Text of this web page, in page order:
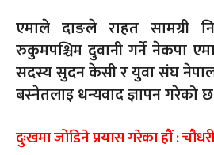
एमाले दाङले राहत सामग्री
रुकुमपश्चिम दुवानी गर्ने नेकपा
सदस्य सुदन केसी र युवा संघ
बस्नेतलाइ धन्यवाद ज्ञापन गरेको
दुःखमा जोडिने प्रयास गरेका हौं :